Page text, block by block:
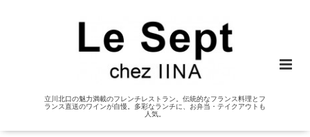
立川北口の魅力満載のフレンチレストラン。伝統的なフランス料理とフ
ランス直送のワインが自慢。多彩なランチに、お弁当・テイクアウトも
人気。